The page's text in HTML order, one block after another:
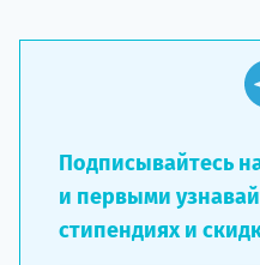
Подписывайтесь
и первыми
стипендиях и